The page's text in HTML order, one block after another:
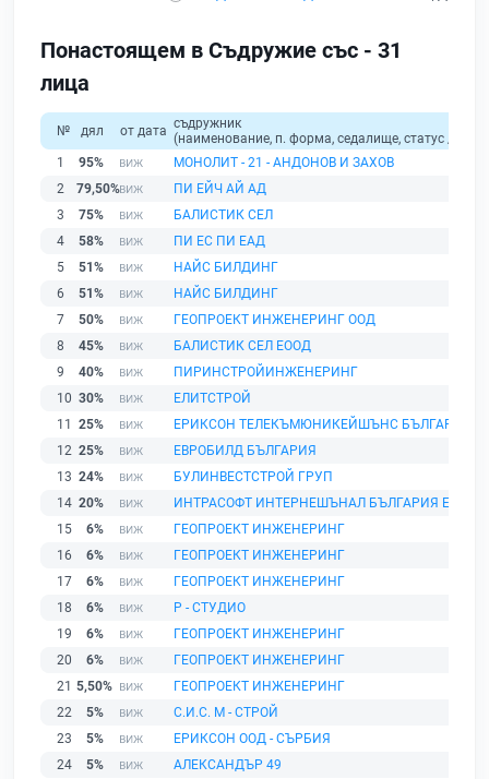
Понастоящем в Съдружие със - 31
лица
№ дял от дата съдружник
(наименование, п. форма, седалище, статус /
1
95%
МОНОЛИТ - 21 - АНДОНОВ И ЗАХОВ
2
79,50%
ПИ ЕЙЧ АЙ АД
3
75%
БАЛИСТИК СЕЛ
4
58%
ПИ ЕС ПИ ЕАД
5
51%
НАЙС БИЛДИНГ
6
51%
НАЙС БИЛДИНГ
7
50%
ГЕОПРОЕКТ ИНЖЕНЕРИНГ ООД
8
45%
БАЛИСТИК СЕЛ ЕООД
9
40%
ПИРИНСТРОЙИНЖЕНЕРИНГ
10 30%
ЕЛИТСТРОЙ
11
25%
ЕРИКСОН ТЕЛЕКЪМЮНИКЕЙШЪНС БЪЛГАРИЯ
12 25%
ЕВРОБИЛД БЪЛГАРИЯ
13 24%
БУЛИНВЕСТСТРОЙ ГРУП
14 20%
ИНТРАСОФТ ИНТЕРНЕШЪНАЛ БЪЛГАРИЯ ЕООД
15
6%
ГЕОПРОЕКТ ИНЖЕНЕРИНГ
16
6%
ГЕОПРОЕКТ ИНЖЕНЕРИНГ
17
6%
ГЕОПРОЕКТ ИНЖЕНЕРИНГ
18
6%
Р - СТУДИО
19
6%
ГЕОПРОЕКТ ИНЖЕНЕРИНГ
20
6%
ГЕОПРОЕКТ ИНЖЕНЕРИНГ
21 5,50%
ГЕОПРОЕКТ ИНЖЕНЕРИНГ
22
5%
С.И.С. М - СТРОЙ
23
5%
ЕРИКСОН ООД - СЪРБИЯ
24
5%
АЛЕКСАНДЪР 49